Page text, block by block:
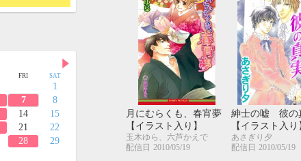
月にむらくも、春宵夢
【イラスト入り】
玉木ゆら、六芦かえで
配信日 2010/05/19
紳士の嘘 彼の
【イラスト入り
あさぎり夕
配信日 2010/05/19
FRI SAT
1
7
8
14
15
21
22
28
29
9月
FRI SAT
1 2 4
5
8 9 11
12
14 15 16 17 18
19
21 22 23 25
26
28 29 30